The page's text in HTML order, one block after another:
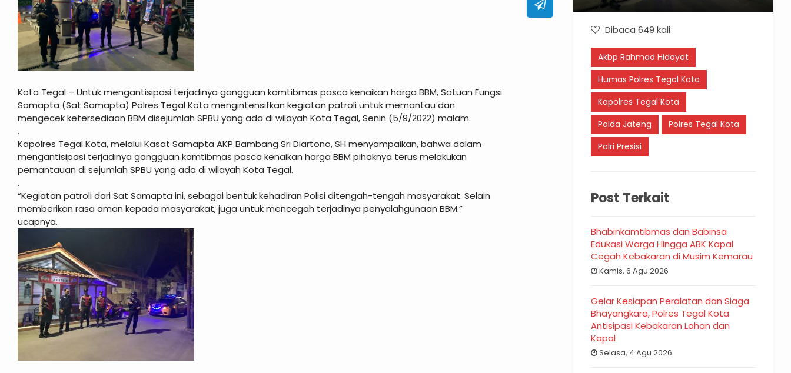
Kota Tegal – Untuk mengantisipasi terjadinya gangguan kamtibmas pasca kenaikan harga BBM, Satuan Fungsi
Samapta (Sat Samapta) Polres Tegal Kota mengintensifkan kegiatan patroli untuk memantau dan
mengecek ketersediaan BBM disejumlah SPBU yang ada di wilayah Kota Tegal, Senin (5/9/2022) malam.
.
Kapolres Tegal Kota, melalui Kasat Samapta AKP Bambang Sri Diartono, SH menyampaikan, bahwa dalam
mengantisipasi terjadinya gangguan kamtibmas pasca kenaikan harga BBM pihaknya terus melakukan
pemantauan di sejumlah SPBU yang ada di wilayah Kota Tegal.
.
“Kegiatan patroli dari Sat Samapta ini, sebagai bentuk kehadiran Polisi ditengah-tengah masyarakat. Selain
memberikan rasa aman kepada masyarakat, juga untuk mencegah terjadinya penyalahgunaan BBM.”
ucapnya.
Dibaca 649 kali
Akbp Rahmad Hidayat
Humas Polres Tegal Kota
Kapolres Tegal Kota
Polda Jateng
Polres Tegal Kota
Polri Presisi
Post Terkait
Bhabinkamtibmas dan Babinsa
Edukasi Warga Hingga ABK Kapal
Cegah Kebakaran di Musim Kemarau
Kamis, 6 Agu 2026
Gelar Kesiapan Peralatan dan Siaga
Bhayangkara, Polres Tegal Kota
Antisipasi Kebakaran Lahan dan
Kapal
Selasa, 4 Agu 2026